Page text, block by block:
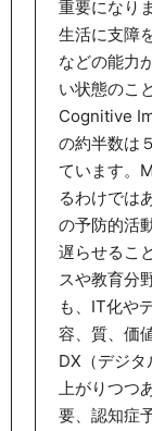
重要になり
生活に支障
などの能力
い状態のこ
Cognitive
の約半数は
ています。
るわけでは
の予防的活
遅らせるこ
スや教育分
も、IT化や
容、質、価
DX（デジタ
上がりつつ
要、認知症